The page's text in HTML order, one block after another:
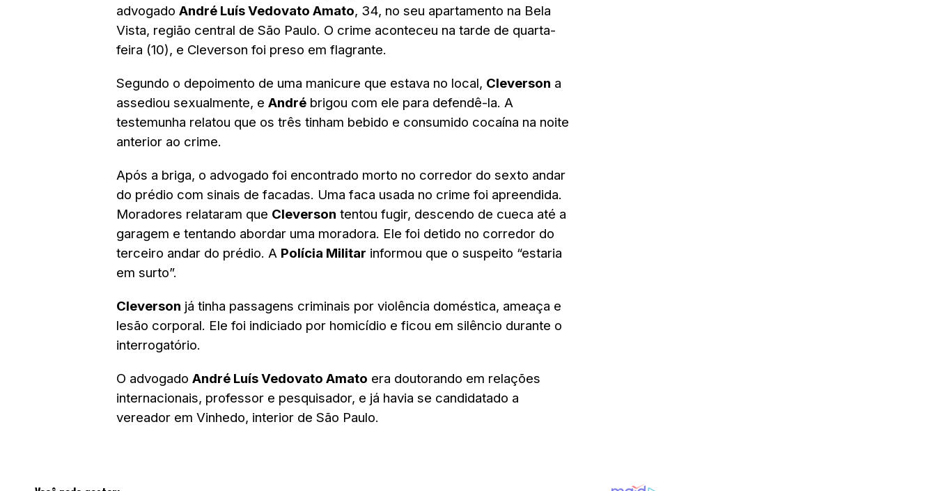
advogado André Luís Vedovato Amato, 34, no seu apartamento na Bela
Vista, região central de São Paulo. O crime aconteceu na tarde de quarta-
feira (10), e Cleverson foi preso em flagrante.
Segundo o depoimento de uma manicure que estava no local, Cleverson a
assediou sexualmente, e André brigou com ele para defendê-la. A
testemunha relatou que os três tinham bebido e consumido cocaína na noite
anterior ao crime.
Após a briga, o advogado foi encontrado morto no corredor do sexto andar
do prédio com sinais de facadas. Uma faca usada no crime foi apreendida.
Moradores relataram que Cleverson tentou fugir, descendo de cueca até a
garagem e tentando abordar uma moradora. Ele foi detido no corredor do
terceiro andar do prédio. A Polícia Militar informou que o suspeito “estaria
em surto”.
Cleverson já tinha passagens criminais por violência doméstica, ameaça e
lesão corporal. Ele foi indiciado por homicídio e ficou em silêncio durante o
interrogatório.
O advogado André Luís Vedovato Amato era doutorando em relações
internacionais, professor e pesquisador, e já havia se candidatado a
vereador em Vinhedo, interior de São Paulo.